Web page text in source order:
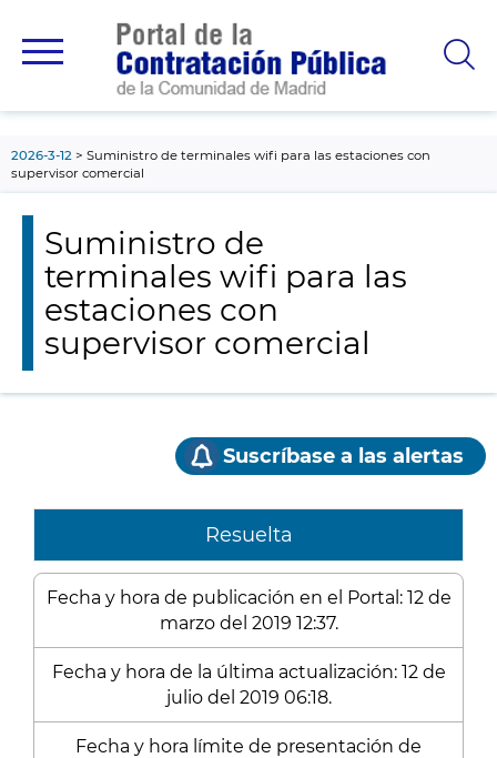
principal
2026-3-12
Suministro de terminales wifi para las estaciones con
supervisor comercial
Suministro de
terminales wifi para las
estaciones con
supervisor comercial
Suscríbase a las alertas
Resuelta
Fecha y hora de publicación en el Portal: 12 de
marzo del 2019 12:37.
Fecha y hora de la última actualización: 12 de
julio del 2019 06:18.
Fecha y hora límite de presentación de